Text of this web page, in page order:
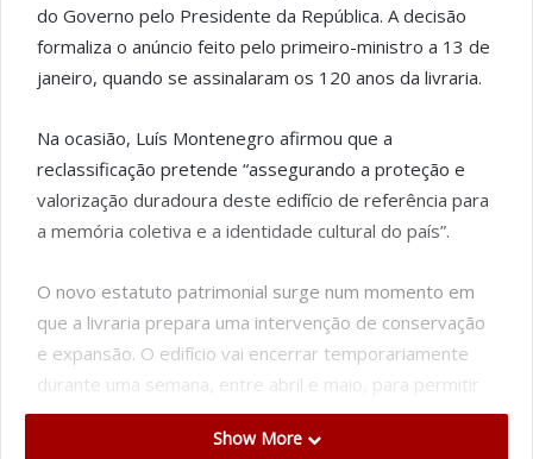
do Governo pelo Presidente da República. A decisão
formaliza o anúncio feito pelo primeiro-ministro a 13 de
janeiro, quando se assinalaram os 120 anos da livraria.
Na ocasião, Luís Montenegro afirmou que a
reclassificação pretende “assegurando a proteção e
valorização duradoura deste edifício de referência para
a memória coletiva e a identidade cultural do país”.
O novo estatuto patrimonial surge num momento em
que a livraria prepara uma intervenção de conservação
e expansão. O edifício vai encerrar temporariamente
durante uma semana, entre abril e maio, para permitir
trabalhos de manutenção e dar continuidade ao projeto
de ampliação desenhado pelo arquiteto Álvaro Siza
Show More